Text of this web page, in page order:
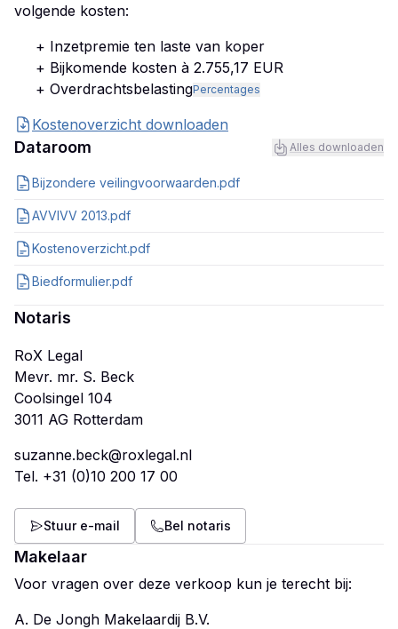
volgende kosten:
+ Inzetpremie ten laste van koper
+ Bijkomende kosten à 2.755,17 EUR
+ OverdrachtsbelastingPercentages
Kostenoverzicht downloaden
Dataroom Alles downloaden
Bijzondere veilingvoorwaarden.pdf
AVVIVV 2013.pdf
Kostenoverzicht.pdf
Biedformulier.pdf
Notaris
RoX Legal
Mevr. mr. S. Beck
Coolsingel 104
suzanne.beck@roxlegal.nl
Tel. +31 (0)10 200 17 00
Stuur e-mail Bel notaris
Makelaar
Voor vragen over deze verkoop kun je terecht bij:
A. De Jongh Makelaardij B.V.